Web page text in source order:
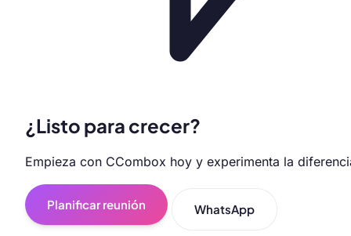
¿Listo para crecer?
Empieza con CCombox hoy y experimenta la
Planificar reunión WhatsApp